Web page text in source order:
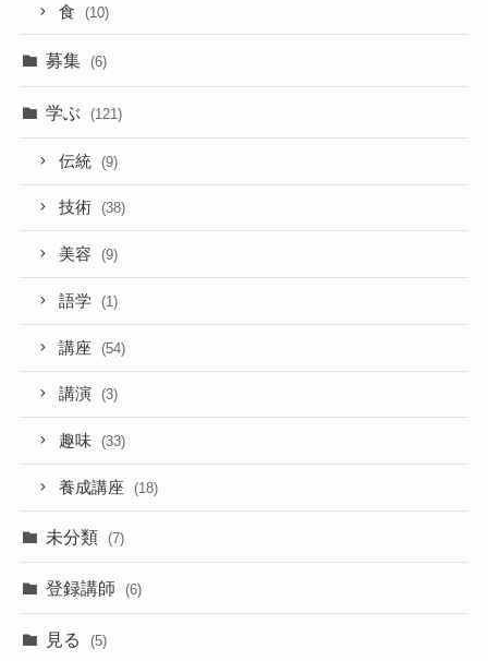
食 (10)
募集 (6)
学ぶ (121)
伝統 (9)
技術 (38)
美容 (9)
語学 (1)
講座 (54)
講演 (3)
趣味 (33)
養成講座 (18)
未分類 (7)
登録講師 (6)
見る (5)